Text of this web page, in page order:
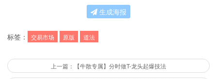
生成海报
标签： 交易市场 原版 道法
上一篇：【牛散专属】分时做T-龙头起爆技法